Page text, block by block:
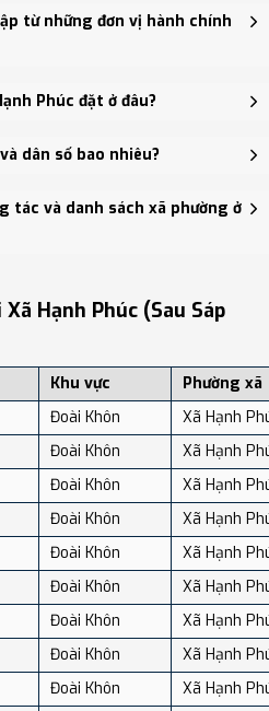
từ những đơn vị hành chính
cơ sở sáp nhập Xã Ngọc Động
Hạnh Phúc.
Phúc đặt ở đâu?
Phúc đặt tại Trụ sở UBND xã
tiện giao thông.
dân số bao nhiêu?
km², Dân số: 15,009 người, Mật
tác và danh sách xã phường ở
review địa điểm, dịch vụ và du
Hạnh Phúc (sau Sáp
Khu vực
Phường xã
Đoài Khôn
Xã Hạnh
Đoài Khôn
Xã Hạnh
Đoài Khôn
Xã Hạnh
Đoài Khôn
Xã Hạnh
Đoài Khôn
Xã Hạnh
Đoài Khôn
Xã Hạnh
Đoài Khôn
Xã Hạnh
Đoài Khôn
Xã Hạnh
Đoài Khôn
Xã Hạnh